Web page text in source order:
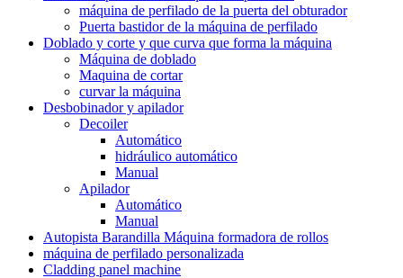
máquina de perfilado de la puerta del obturador
Puerta bastidor de la máquina de perfilado
Doblado y corte y que curva que forma la máquina
Máquina de doblado
Maquina de cortar
curvar la máquina
Desbobinador y apilador
Decoiler
Automático
hidráulico automático
Manual
Apilador
Automático
Manual
Autopista Barandilla Máquina formadora de rollos
máquina de perfilado personalizada
Cladding panel machine